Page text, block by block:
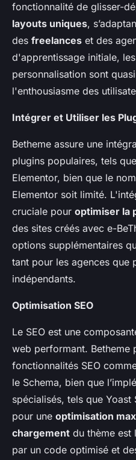
fonctionnalité de glisser-
layouts uniques,
des freelances et des
d'apprentissage initiale,
personnalisation sont
l'enthousiasme des
Intégrer et Utiliser les
Betheme assure une
plugins populaires, tels
Elementor, bien que le
Elementor soit limité.
cruciale pour optimiser la
des sites créés avec e-
options supplémentaires
tant pour les agences que
indépendants.
Optimisation SEO
Le SEO est une
web performant. Betheme
fonctionnalités SEO
le Schema, bien que
spécialisés, tels que Yoast
pour une optimisation
chargement du thème est
par un code optimisé et